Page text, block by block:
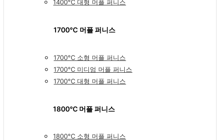
1400°C 대형 머플 퍼니스
1700℃ 머플 퍼니스
1700°C 소형 머플 퍼니스
1700°C 미디엄 머플 퍼니스
1700°C 대형 머플 퍼니스
1800°C 머플 퍼니스
1800°C 소형 머플 퍼니스